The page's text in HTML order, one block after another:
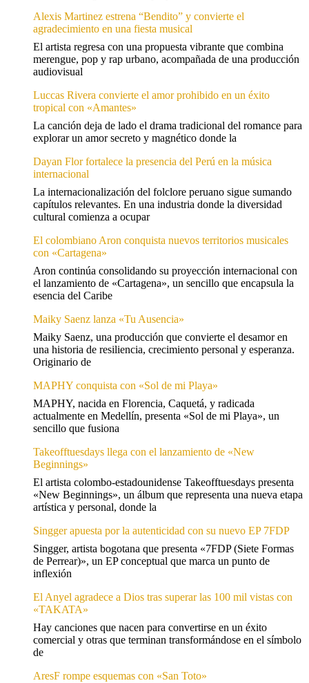
Alexis Martinez estrena “Bendito” y convierte el
agradecimiento en una fiesta musical
El artista regresa con una propuesta vibrante que combina
merengue, pop y rap urbano, acompañada de una producción
audiovisual
Luccas Rivera convierte el amor prohibido en un éxito
tropical con «Amantes»
La canción deja de lado el drama tradicional del romance para
explorar un amor secreto y magnético donde la
Dayan Flor fortalece la presencia del Perú en la música
internacional
La internacionalización del folclore peruano sigue sumando
capítulos relevantes. En una industria donde la diversidad
cultural comienza a ocupar
El colombiano Aron conquista nuevos territorios musicales
con «Cartagena»
Aron continúa consolidando su proyección internacional con
el lanzamiento de «Cartagena», un sencillo que encapsula la
esencia del Caribe
Maiky Saenz lanza «Tu Ausencia»
Maiky Saenz, una producción que convierte el desamor en
una historia de resiliencia, crecimiento personal y esperanza.
Originario de
MAPHY conquista con «Sol de mi Playa»
MAPHY, nacida en Florencia, Caquetá, y radicada
actualmente en Medellín, presenta «Sol de mi Playa», un
sencillo que fusiona
Takeofftuesdays llega con el lanzamiento de «New
Beginnings»
El artista colombo-estadounidense Takeofftuesdays presenta
«New Beginnings», un álbum que representa una nueva etapa
artística y personal, donde la
Singger apuesta por la autenticidad con su nuevo EP 7FDP
Singger, artista bogotana que presenta «7FDP (Siete Formas
de Perrear)», un EP conceptual que marca un punto de
inflexión
El Anyel agradece a Dios tras superar las 100 mil vistas con
«TAKATA»
Hay canciones que nacen para convertirse en un éxito
comercial y otras que terminan transformándose en el símbolo
de
AresF rompe esquemas con «San Toto»